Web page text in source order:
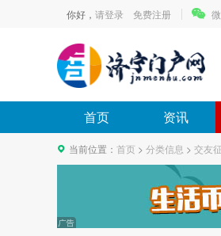
你好， 请登录 免费注册
首页 资讯
当前位置： 首页 > 分类信息 > 交友